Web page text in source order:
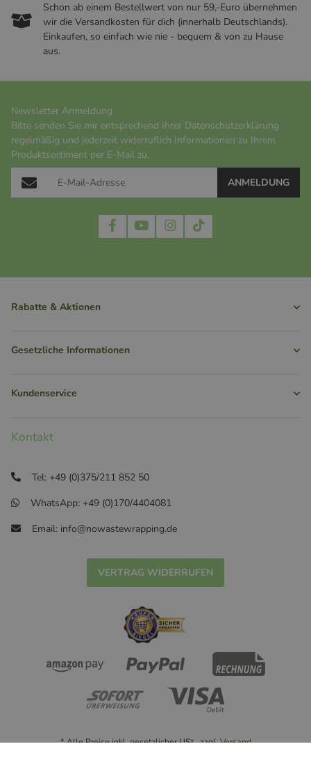
Schon ab einem Bestellwert von nur 59,-Euro übernehmen
wir die Versandkosten für dich (innerhalb Deutschlands).
Einkaufen, so einfach wie nie - bequem & von zu Hause
aus.
Newsletter Anmeldung
Bitte senden Sie mir entsprechend Ihrer Datenschutzerklärung
regelmäßig und jederzeit widerruflich Informationen zu Ihrem
Produktsortiment per E-Mail zu.
ANMELDUNG
Rabatte & Aktionen
Gesetzliche Informationen
Kundenservice
Kontakt
Tel: +49 (0)375/211 852 50
WhatsApp: +49 (0)170/4404081
Email: info@nowastewrapping.de
VERTRAG WIDERRUFEN
* Alle Preise inkl. gesetzlicher USt., zzgl.Versand